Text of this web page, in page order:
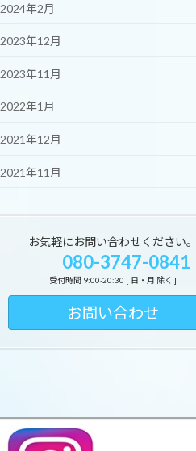
2024年2月
2023年12月
2023年11月
2022年1月
2021年12月
2021年11月
お気軽にお問い合わせください。
080-3747-0841
受付時間 9:00-20:30 [ 日・月 除く ]
お問い合わせ